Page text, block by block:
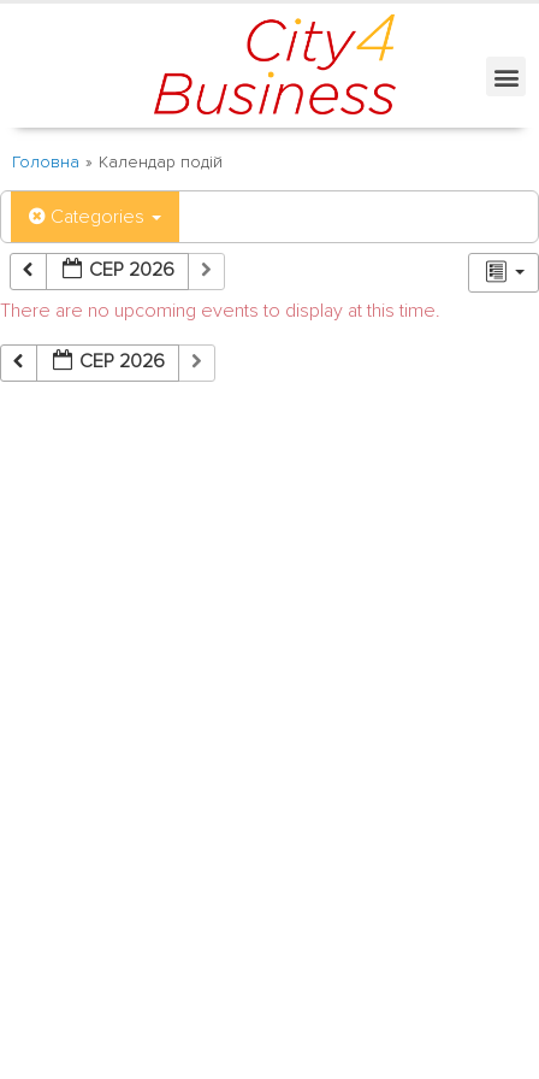
Головна » Календар подій
Categories
СЕР 2026
There are no upcoming events to display at this time.
СЕР 2026